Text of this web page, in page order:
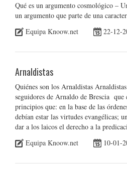
Qué es un argumento cosmológico –
un argumento que parte de una
Equipa Knoow.net
22-12-
Arnaldistas
Quiénes son los Arnaldistas
seguidores de Arnaldo de Brescia que
principios que: en la base de las
debían estar las virtudes evangélicas;
dar a los laicos el derecho a la
Equipa Knoow.net
10-01-